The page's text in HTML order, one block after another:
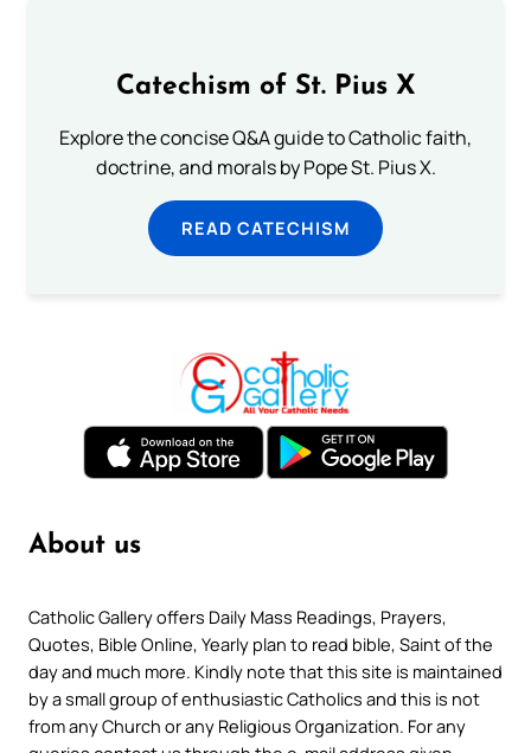
Catechism of St. Pius X
Explore the concise Q&A guide to Catholic faith,
doctrine, and morals by Pope St. Pius X.
READ CATECHISM
About us
Catholic Gallery offers Daily Mass Readings, Prayers,
Quotes, Bible Online, Yearly plan to read bible, Saint of the
day and much more. Kindly note that this site is maintained
by a small group of enthusiastic Catholics and this is not
from any Church or any Religious Organization. For any